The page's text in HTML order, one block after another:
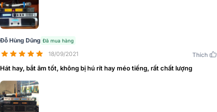
Đỗ Hùng Dũng Đã mua hàng
18/09/2021 Thích
Hát hay, bắt âm tốt, không bị hú rít hay méo tiếng, rất chất lượng